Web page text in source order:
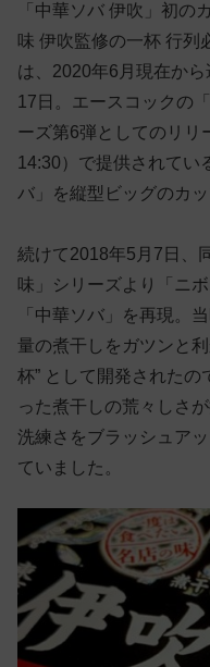
「中華ソバ 伊吹」初の
味 伊吹監修の一杯 行列
は、2020年6月現在か
17日。エースコックの
ーズ第6弾としてのリリ
14:30）で提供されてい
バ」を縦型ビッグのカ
続けて2018年5月7日、
味」シリーズより「ニ
「中華ソバ」を再現。
量の煮干しをガツンと
杯” として開発された
った煮干しの荒々しさ
洗練さをブラッシュア
ていました。